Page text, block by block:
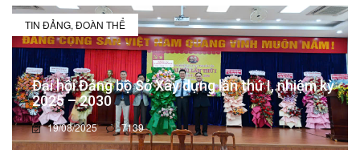
TIN ĐẢNG, ĐOÀN THỂ
Đại hội Đảng bộ Sở Xây dựng lần thứ I, nhiệm kỳ
2025 – 2030
19/08/2025 7139